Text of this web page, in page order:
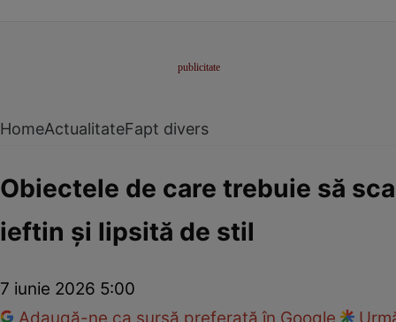
HomeActualitateFapt divers
Obiectele de care trebuie să
ieftin și lipsită de stil
7 iunie 2026 5:00